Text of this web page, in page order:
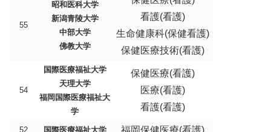
55
昭和医科大学
新潟青陵大学
中部大学
佛教大学
看護(看護)
生命健康科(保健看護)
保健医療技術(看護)
54
国際医療福祉大学
天理大学
福岡国際医療福祉大
学
保健医療(看護)
医療(看護)
看護(看護)
52 国際医療福祉大学